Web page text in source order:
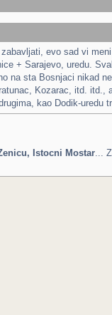
evo sad vi
+ Sarajevo, uredu.
na sta Bosnjaci nikad
Kozarac, itd.
kao Dodik-uredu
Istocni Mostar...